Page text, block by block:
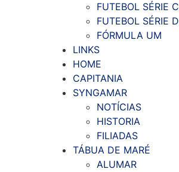
FUTEBOL SÉRIE C
FUTEBOL SÉRIE D
FÓRMULA UM
LINKS
HOME
CAPITANIA
SYNGAMAR
NOTÍCIAS
HISTORIA
FILIADAS
TÁBUA DE MARÉ
ALUMAR